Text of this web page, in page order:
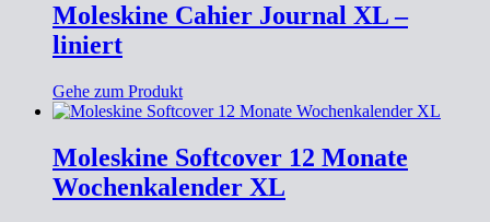
Moleskine Cahier Journal XL –
liniert
Gehe zum Produkt
Moleskine Softcover 12 Monate
Wochenkalender XL